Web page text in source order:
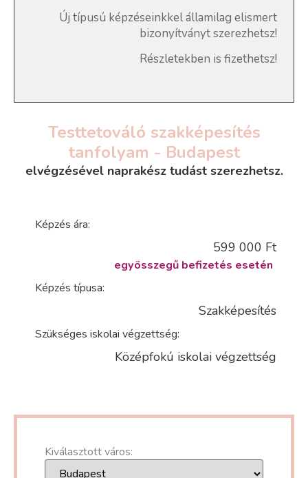
Új típusú képzéseinkkel államilag elismert
bizonyítványt szerezhetsz!
Részletekben is fizethetsz!
Testtetováló szakképesítés
tanfolyam - Budapest
elvégzésével naprakész tudást szerezhetsz.
Képzés ára:
599 000 Ft
egyösszegű befizetés esetén
Képzés típusa:
Szakképesítés
Szükséges iskolai végzettség:
Középfokú iskolai végzettség
Kiválasztott város: